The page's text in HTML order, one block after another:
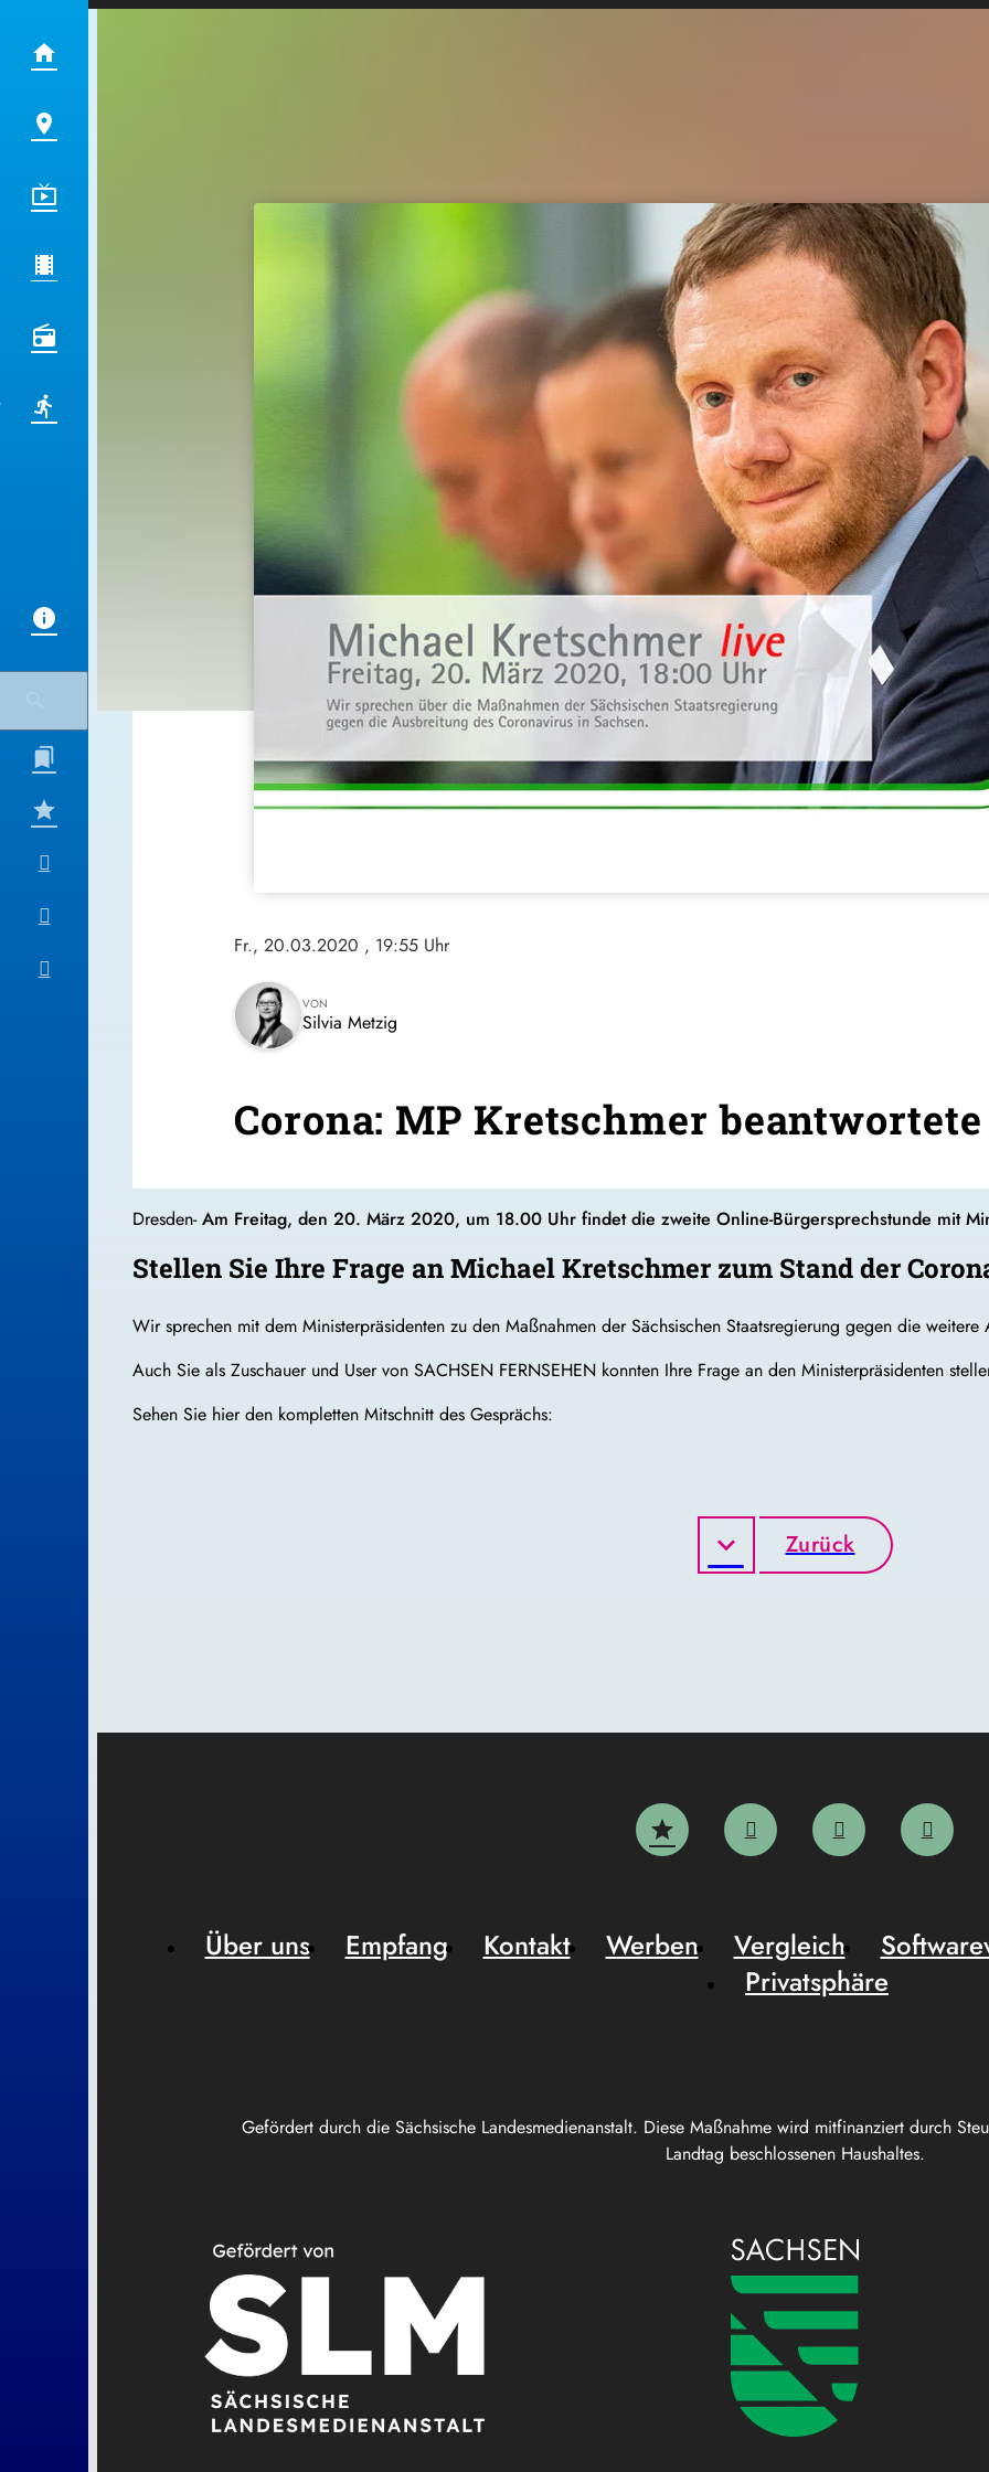
Fr., 20.03.2020 , 19:55 Uhr
VON
Silvia Metzig
Corona: MP Kretschmer
Dresden-Am Freitag, den 20. März 2020, um 18.00 Uhr findet die zweite Online-Bürgersprechstunde mit
Stellen Sie Ihre Frage an Michael Kretschmer zum Stand der
Wir sprechen mit dem Ministerpräsidenten zu den Maßnahmen der Sächsischen Staatsregierung gegen die weitere
Auch Sie als Zuschauer und User von SACHSEN FERNSEHEN konnten Ihre Frage an den Ministerpräsidenten
Sehen Sie hier den kompletten Mitschnitt des Gesprächs:
Zurück
Gefördert durch die Sächsische Landesmedienanstalt. Diese Maßnahme wird mitfinanziert durch
Landtag beschlossenen Haushaltes.
Über uns Empfang Kontakt Werben Vergleich
Privatsphäre